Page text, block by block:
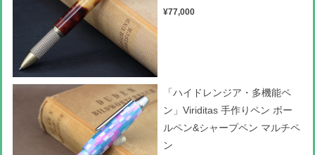
¥77,000
「ハイドレンジア・多機能ペ
ン」Viriditas 手作りペン ボー
ルペン&シャープペン マルチペ
ン